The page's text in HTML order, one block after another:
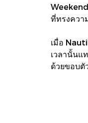
ที่ทรงควา
เมื่อ
เวลานั้นแ
ด้วยขอบตั